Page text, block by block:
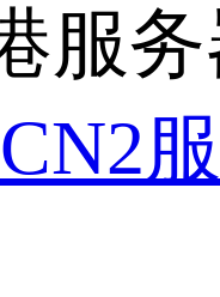
服